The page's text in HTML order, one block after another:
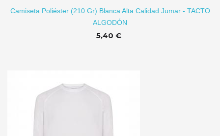
Camiseta Poliéster (210 Gr) Blanca Alta Calidad Jumar - TACTO
ALGODÓN
5,40 €